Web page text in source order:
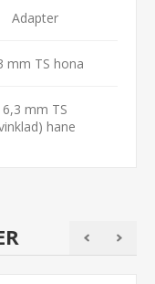
Adapter
mm TS hona
6,3 mm TS
hane